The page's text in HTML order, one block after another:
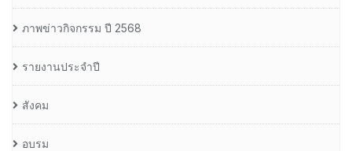
ภาพข่าวกิจกรรม ปี 2568
รายงานประจำปี
สังคม
อบรม